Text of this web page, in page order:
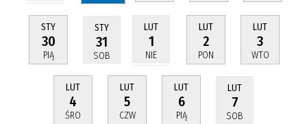
STY
30
PIĄ
STY
31
SOB
LUT
1
NIE
LUT
2
PON
LUT
3
WTO
LUT
4
ŚRO
LUT
5
CZW
LUT
6
PIĄ
LUT
7
SOB